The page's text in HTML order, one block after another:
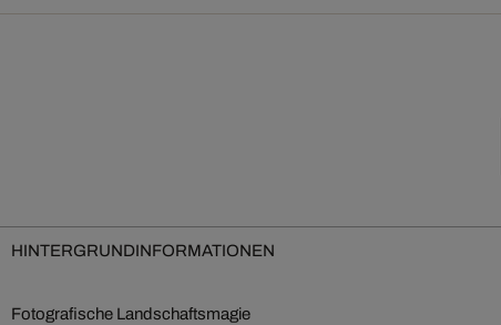
HINTERGRUNDINFORMATIONEN
Fotografische Landschaftsmagie